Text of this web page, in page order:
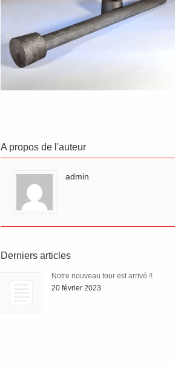
A propos de l'auteur
admin
Derniers articles
Notre nouveau tour est arrivé !!
20 février 2023